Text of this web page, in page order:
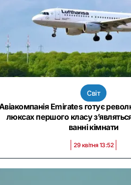
Світ
Emirates готує
люксах першого класу
ванні кімнати
29 квітня 13:52